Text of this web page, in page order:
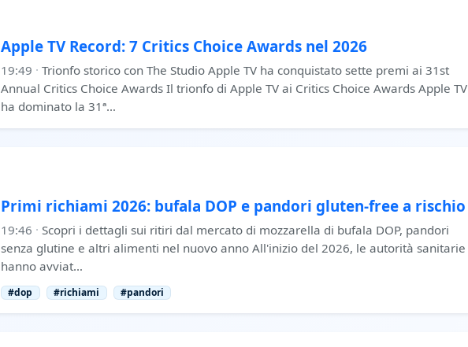
Apple TV Record: 7 Critics Choice Awards nel 2026
19:49 · Trionfo storico con The Studio Apple TV ha conquistato sette premi ai 31st
Annual Critics Choice Awards Il trionfo di Apple TV ai Critics Choice Awards Apple TV
ha dominato la 31ª…
Primi richiami 2026: bufala DOP e pandori gluten-free a rischio
19:46 · Scopri i dettagli sui ritiri dal mercato di mozzarella di bufala DOP, pandori
senza glutine e altri alimenti nel nuovo anno All'inizio del 2026, le autorità sanitarie
hanno avviat…
#dop #richiami #pandori